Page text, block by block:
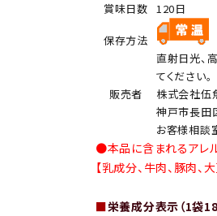
賞味日数 120日
保存方法
直射日光、
てください。
販売者
株式会社伍
神戸市長田
お客様相談
●本品に含まれるアレ
【乳成分、牛肉、豚肉、大
■栄養成分表示（1袋18